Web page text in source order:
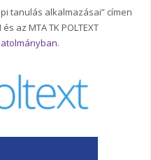
tanulás alkalmazásai” címen
az MTA TK POLTEXT
.